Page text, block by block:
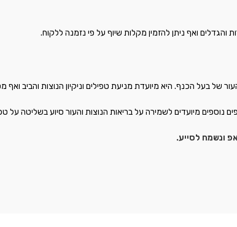
והגדלים ואף ניתן להזמין מקלות שיוף על פי נזמנה ללקוח.
של בעל הכנף. היא מיועדת מניעת טפילים וניקיון הנוצות והביב
נוספים מיועדים לשמירה על בריאות הנוצות והעור סיוע בשליטה על
ונשמח לסייע.